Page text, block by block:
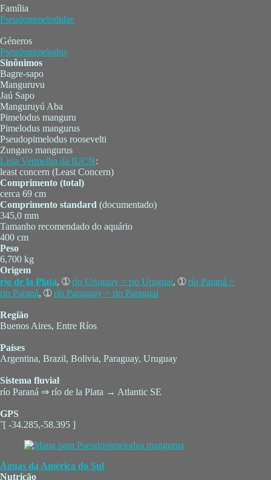
Família
Pseudopimelodidae
Géneros
Pseudopimelodus
Sinônimos
Bagre-sapo
Manguruvu
Jaú Sapo
Manguruyú Aba
Pimelodus manguru
Pimelodus mangurus
Pseudopimelodus roosevelti
Zungaro mangurus
Lista Vermelha da IUCN:
least concern (Least Concern)
Comprimento (total)
cerca 69 cm
Comprimento standard (documentado)
345,0 mm
Tamanho recomendado do aquário
400 cm
Peso
6,700 kg
Origem
río de la Plata, ➀río Uruguay = rio Uruguai, ➀río Paraná =
rio Paraná, ➀río Paraguay = rio Paraguai
Região
Buenos Aires, Entre Ríos
Países
Argentina, Brazil, Bolivia, Paraguay, Uruguay
Sistema fluvial
río Paraná ⇒ río de la Plata → Atlantic SE
GPS
˜[ -34.285,-58.395 ]
Águas da América do Sul
Nutrição